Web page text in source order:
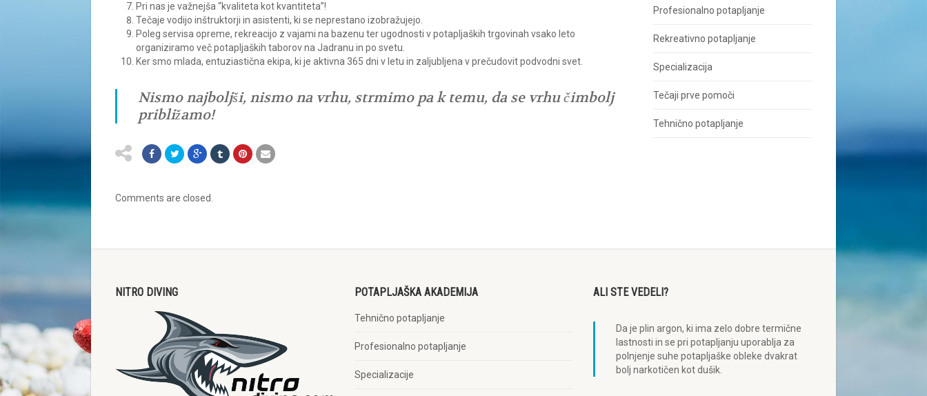
Pri nas je važnejša “kvaliteta kot kvantiteta”!
Tečaje vodijo inštruktorji in asistenti, ki se neprestano izobražujejo.
Poleg servisa opreme, rekreacijo z vajami na bazenu ter ugodnosti v potapljaških trgovinah vsako leto
organiziramo več potapljaških taborov na Jadranu in po svetu.
Ker smo mlada, entuziastična ekipa, ki je aktivna 365 dni v letu in zaljubljena v prečudovit podvodni svet.
Nismo najboljši, nismo na vrhu, strmimo pa k temu, da se vrhu čimbolj
približamo!
Comments are closed.
Profesionalno potapljanje
Rekreativno potapljanje
Specializacija
Tečaji prve pomoči
Tehnično potapljanje
NITRO DIVING POTAPLJAŠKA AKADEMIJA
Tehnično potapljanje
Profesionalno potapljanje
Specializacije
ALI STE VEDELI?
Da je plin argon, ki ima zelo dobre termične
lastnosti in se pri potapljanju uporablja za
polnjenje suhe potapljaške obleke dvakrat
bolj narkotičen kot dušik.